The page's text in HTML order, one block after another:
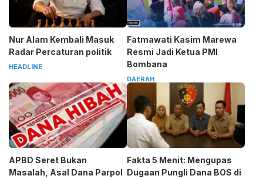
Nur Alam Kembali Masuk
Radar Percaturan politik
HEADLINE
Fatmawati Kasim Marewa
Resmi Jadi Ketua PMI
Bombana
DAERAH
APBD Seret Bukan
Masalah, Asal Dana Parpol
Fakta 5 Menit: Mengupas
Dugaan Pungli Dana BOS di